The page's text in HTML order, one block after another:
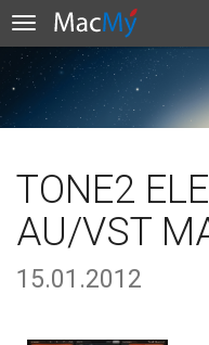
TONE2
AU/VST
15.01.2012